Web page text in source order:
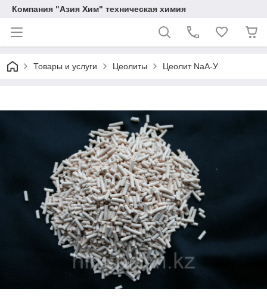
Компания "Азия Хим" техническая химия
Товары и услуги Цеолиты Цеолит NaA-У